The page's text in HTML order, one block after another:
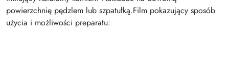
powierzchnię pędzlem lub szpatułką.Film pokazujący sposób
użycia i możliwości preparatu: